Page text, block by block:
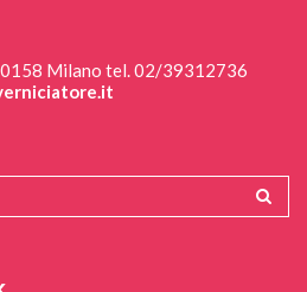
Milano tel. 02/39312736